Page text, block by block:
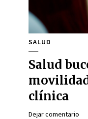
SALUD
Salud
clínica
Dejar comentario